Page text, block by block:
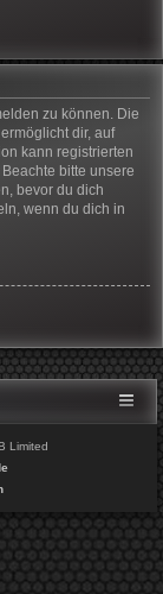
zu können. Die
dir, auf
kann registrierten
bitte unsere
bevor du dich
wenn du dich in
Limited